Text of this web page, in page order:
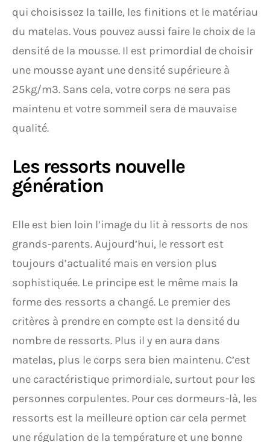
qui choisissez la taille, les finitions et le matériau
du matelas. Vous pouvez aussi faire le choix de la
densité de la mousse. Il est primordial de choisir
une mousse ayant une densité supérieure à
25kg/m3. Sans cela, votre corps ne sera pas
maintenu et votre sommeil sera de mauvaise
qualité.
Les ressorts nouvelle
génération
Elle est bien loin l’image du lit à ressorts de nos
grands-parents. Aujourd’hui, le ressort est
toujours d’actualité mais en version plus
sophistiquée. Le principe est le même mais la
forme des ressorts a changé. Le premier des
critères à prendre en compte est la densité du
nombre de ressorts. Plus il y en aura dans
matelas, plus le corps sera bien maintenu. C’est
une caractéristique primordiale, surtout pour les
personnes corpulentes. Pour ces dormeurs-là, les
ressorts est la meilleure option car cela permet
une régulation de la température et une bonne